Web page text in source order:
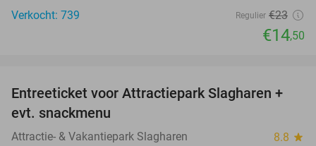
Verkocht: 739
Regulier €23
€14,50
41%
Entreeticket voor Attractiepark Slagharen +
evt. snackmenu
Attractie- & Vakantiepark Slagharen 8.8 star